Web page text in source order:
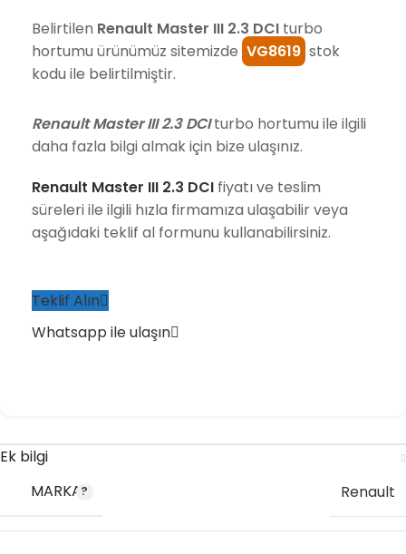
Belirtilen Renault Master III 2.3 DCI turbo
hortumu ürünümüz sitemizde VG8619 stok
kodu ile belirtilmiştir.
Renault Master III 2.3 DCIturbo hortumu ile ilgili
daha fazla bilgi almak için bize ulaşınız.
Renault Master III 2.3 DCI fiyatı ve teslim
süreleri ile ilgili hızla firmamıza ulaşabilir veya
aşağıdaki teklif al formunu kullanabilirsiniz.
Teklif Alın
Whatsapp ile ulaşın
Ek bilgi
MARKA
Renault